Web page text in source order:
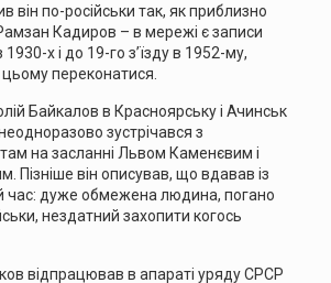
він по-російськи так, як приблизно
Кадиров – в мережі є записи
х і до 19-го з’їзду в 1952-му,
переконатися.
Байкалов в Красноярську і Ачинськ
зустрічався з
на засланні Львом Каменєвим і
Пізніше він описував, що вдавав із
час: дуже обмежена людина, погано
нездатний захопити когось
відпрацював в апараті уряду СРСР